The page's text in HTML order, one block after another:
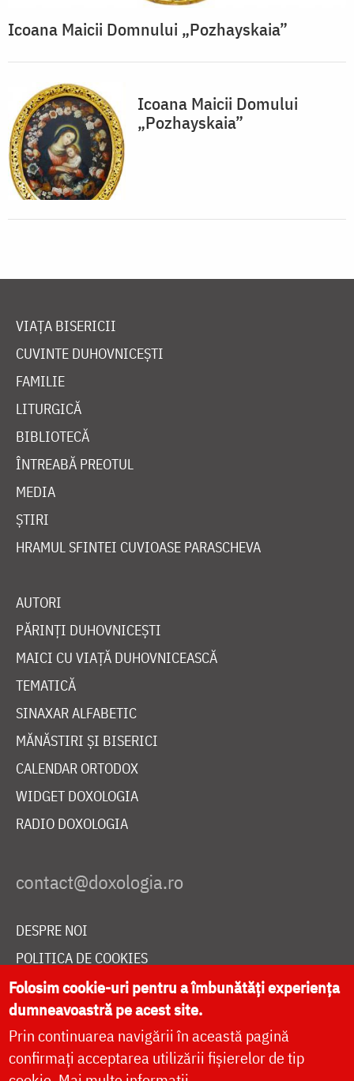
Icoana Maicii Domnului „Pozhayskaia”
Icoana Maicii Domului
„Pozhayskaia”
VIAȚA BISERICII
CUVINTE DUHOVNICEȘTI
FAMILIE
LITURGICĂ
BIBLIOTECĂ
ÎNTREABĂ PREOTUL
MEDIA
ȘTIRI
HRAMUL SFINTEI CUVIOASE PARASCHEVA
AUTORI
PĂRINȚI DUHOVNICEȘTI
MAICI CU VIAȚĂ DUHOVNICEASCĂ
TEMATICĂ
SINAXAR ALFABETIC
MĂNĂSTIRI ȘI BISERICI
CALENDAR ORTODOX
WIDGET DOXOLOGIA
RADIO DOXOLOGIA
DESPRE NOI
POLITICA DE COOKIES
DONEAZĂ ONLINE PENTRU CATEDRALA NAȚIONALĂ
LIVE
Folosim cookie-uri pentru a îmbunătăți experiența
dumneavoastră pe acest site.
Prin continuarea navigării în această pagină
confirmați acceptarea utilizării fișierelor de tip